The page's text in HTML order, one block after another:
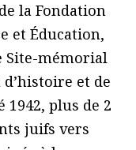
la Fondation
et Éducation,
Site-mémorial
et de
1942, plus de 2
juifs vers